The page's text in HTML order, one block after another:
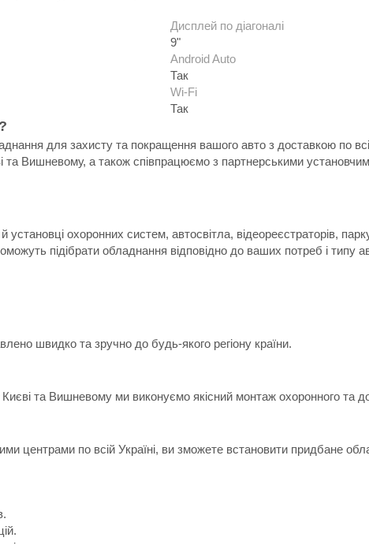
Дисплей по діагоналі
9"
Android Auto
Так
Wi-Fi
Так
для захисту та покращення вашого авто з доставкою по
та Вишневому, а також співпрацюємо з партнерськими
установці охоронних систем, автосвітла, відеореєстраторів,
підібрати обладнання відповідно до ваших потреб і типу
швидко та зручно до будь-якого регіону країни.
та Вишневому ми виконуємо якісний монтаж охоронного та
центрами по всій Україні, ви зможете встановити придбане